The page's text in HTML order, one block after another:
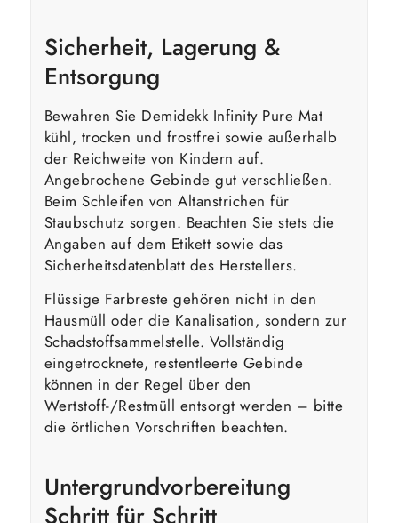
Sicherheit, Lagerung &
Entsorgung
Bewahren Sie Demidekk Infinity Pure Mat
kühl, trocken und frostfrei sowie außerhalb
der Reichweite von Kindern auf.
Angebrochene Gebinde gut verschließen.
Beim Schleifen von Altanstrichen für
Staubschutz sorgen. Beachten Sie stets die
Angaben auf dem Etikett sowie das
Sicherheitsdatenblatt des Herstellers.
Flüssige Farbreste gehören nicht in den
Hausmüll oder die Kanalisation, sondern zur
Schadstoffsammelstelle. Vollständig
eingetrocknete, restentleerte Gebinde
können in der Regel über den
Wertstoff-/Restmüll entsorgt werden – bitte
die örtlichen Vorschriften beachten.
Untergrundvorbereitung
Schritt für Schritt